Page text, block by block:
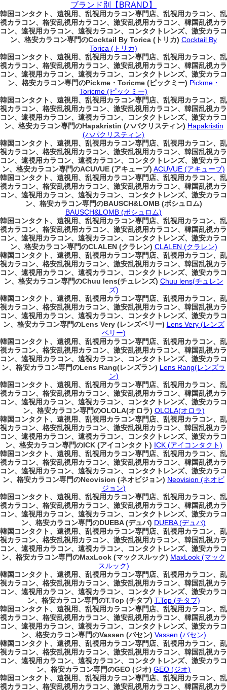
ブランド別【BRAND】
韓国コンタクト、遠視用、乱視用カラコン専門店、乱視用カラコン、乱
視カラコン、格安乱視用カラコン、激安乱視用カラコン、韓国乱視カラ
コン、遠視用カラコン、遠視カラコン、コンタクトレンズ、激安カラコ
ン、格安カラコン専門のCocktail By Torica (トリカ) Cocktail By
Torica (トリカ)
韓国コンタクト、遠視用、乱視用カラコン専門店、乱視用カラコン、乱
視カラコン、格安乱視用カラコン、激安乱視用カラコン、韓国乱視カラ
コン、遠視用カラコン、遠視カラコン、コンタクトレンズ、激安カラコ
ン、格安カラコン専門のPickme・Toricme (ピックミー) Pickme・
Toricme (ピックミー)
韓国コンタクト、遠視用、乱視用カラコン専門店、乱視用カラコン、乱
視カラコン、格安乱視用カラコン、激安乱視用カラコン、韓国乱視カラ
コン、遠視用カラコン、遠視カラコン、コンタクトレンズ、激安カラコ
ン、格安カラコン専門のHapakristin (ハパクリスティン) Hapakristin
(ハパクリスティン)
韓国コンタクト、遠視用、乱視用カラコン専門店、乱視用カラコン、乱
視カラコン、格安乱視用カラコン、激安乱視用カラコン、韓国乱視カラ
コン、遠視用カラコン、遠視カラコン、コンタクトレンズ、激安カラコ
ン、格安カラコン専門のACUVUE (アキューブ) ACUVUE (アキューブ)
韓国コンタクト、遠視用、乱視用カラコン専門店、乱視用カラコン、乱
視カラコン、格安乱視用カラコン、激安乱視用カラコン、韓国乱視カラ
コン、遠視用カラコン、遠視カラコン、コンタクトレンズ、激安カラコ
ン、格安カラコン専門のBAUSCH&LOMB (ボシュロム)
BAUSCH&LOMB (ボシュロム)
韓国コンタクト、遠視用、乱視用カラコン専門店、乱視用カラコン、乱
視カラコン、格安乱視用カラコン、激安乱視用カラコン、韓国乱視カラ
コン、遠視用カラコン、遠視カラコン、コンタクトレンズ、激安カラコ
ン、格安カラコン専門のCLALEN (クラレン) CLALEN (クラレン)
韓国コンタクト、遠視用、乱視用カラコン専門店、乱視用カラコン、乱
視カラコン、格安乱視用カラコン、激安乱視用カラコン、韓国乱視カラ
コン、遠視用カラコン、遠視カラコン、コンタクトレンズ、激安カラコ
ン、格安カラコン専門のChuu lens(チュレンズ) Chuu lens(チュレン
ズ)
韓国コンタクト、遠視用、乱視用カラコン専門店、乱視用カラコン、乱
視カラコン、格安乱視用カラコン、激安乱視用カラコン、韓国乱視カラ
コン、遠視用カラコン、遠視カラコン、コンタクトレンズ、激安カラコ
ン、格安カラコン専門のLens Very (レンズベリー) Lens Very (レンズ
ベリー)
韓国コンタクト、遠視用、乱視用カラコン専門店、乱視用カラコン、乱
視カラコン、格安乱視用カラコン、激安乱視用カラコン、韓国乱視カラ
コン、遠視用カラコン、遠視カラコン、コンタクトレンズ、激安カラコ
ン、格安カラコン専門のLens Rang(レンズラン) Lens Rang(レンズラ
ン)
韓国コンタクト、遠視用、乱視用カラコン専門店、乱視用カラコン、乱
視カラコン、格安乱視用カラコン、激安乱視用カラコン、韓国乱視カラ
コン、遠視用カラコン、遠視カラコン、コンタクトレンズ、激安カラコ
ン、格安カラコン専門のOLOLA(オロラ) OLOLA(オロラ)
韓国コンタクト、遠視用、乱視用カラコン専門店、乱視用カラコン、乱
視カラコン、格安乱視用カラコン、激安乱視用カラコン、韓国乱視カラ
コン、遠視用カラコン、遠視カラコン、コンタクトレンズ、激安カラコ
ン、格安カラコン専門のICK (アイコンタクト) ICK (アイコンタクト)
韓国コンタクト、遠視用、乱視用カラコン専門店、乱視用カラコン、乱
視カラコン、格安乱視用カラコン、激安乱視用カラコン、韓国乱視カラ
コン、遠視用カラコン、遠視カラコン、コンタクトレンズ、激安カラコ
ン、格安カラコン専門のNeovision (ネオビジョン) Neovision (ネオビ
ジョン)
韓国コンタクト、遠視用、乱視用カラコン専門店、乱視用カラコン、乱
視カラコン、格安乱視用カラコン、激安乱視用カラコン、韓国乱視カラ
コン、遠視用カラコン、遠視カラコン、コンタクトレンズ、激安カラコ
ン、格安カラコン専門のDUEBA (デュバ) DUEBA (デュバ)
韓国コンタクト、遠視用、乱視用カラコン専門店、乱視用カラコン、乱
視カラコン、格安乱視用カラコン、激安乱視用カラコン、韓国乱視カラ
コン、遠視用カラコン、遠視カラコン、コンタクトレンズ、激安カラコ
ン、格安カラコン専門のMaxLook (マックスルック) MaxLook (マック
スルック)
韓国コンタクト、遠視用、乱視用カラコン専門店、乱視用カラコン、乱
視カラコン、格安乱視用カラコン、激安乱視用カラコン、韓国乱視カラ
コン、遠視用カラコン、遠視カラコン、コンタクトレンズ、激安カラコ
ン、格安カラコン専門のT.Top (チタプ) T.Top (チタプ)
韓国コンタクト、遠視用、乱視用カラコン専門店、乱視用カラコン、乱
視カラコン、格安乱視用カラコン、激安乱視用カラコン、韓国乱視カラ
コン、遠視用カラコン、遠視カラコン、コンタクトレンズ、激安カラコ
ン、格安カラコン専門のVassen (バセン) Vassen (バセン)
韓国コンタクト、遠視用、乱視用カラコン専門店、乱視用カラコン、乱
視カラコン、格安乱視用カラコン、激安乱視用カラコン、韓国乱視カラ
コン、遠視用カラコン、遠視カラコン、コンタクトレンズ、激安カラコ
ン、格安カラコン専門のGEO (ジオ) GEO (ジオ)
韓国コンタクト、遠視用、乱視用カラコン専門店、乱視用カラコン、乱
視カラコン、格安乱視用カラコン、激安乱視用カラコン、韓国乱視カラ